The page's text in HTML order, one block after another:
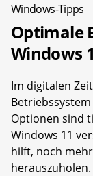
Windows-Tipps
Optimale
Windows
Im digitalen
Optionen sind
Windows 11
hilft, noch
herauszuholen.